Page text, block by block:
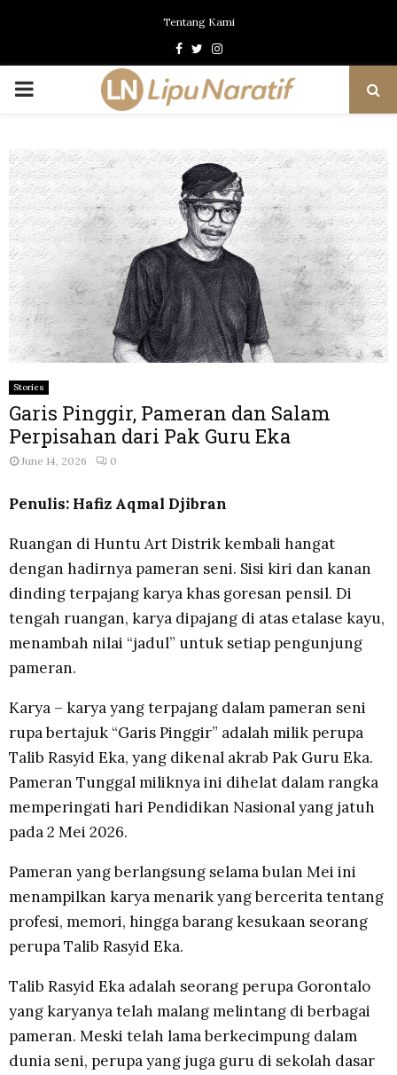
Tentang Kami
Facebook
TwitterInstagram
PRIMARY
Stories
Garis Pinggir, Pameran dan Salam
Perpisahan dari Pak Guru Eka
June 14, 2026 0
Penulis: Hafiz Aqmal Djibran
Ruangan di Huntu Art Distrik kembali hangat
dengan hadirnya pameran seni. Sisi kiri dan kanan
dinding terpajang karya khas goresan pensil. Di
tengah ruangan, karya dipajang di atas etalase kayu,
menambah nilai “jadul” untuk setiap pengunjung
pameran.
Karya – karya yang terpajang dalam pameran seni
rupa bertajuk “Garis Pinggir” adalah milik perupa
Talib Rasyid Eka, yang dikenal akrab Pak Guru Eka.
Pameran Tunggal miliknya ini dihelat dalam rangka
memperingati hari Pendidikan Nasional yang jatuh
pada 2 Mei 2026.
Pameran yang berlangsung selama bulan Mei ini
menampilkan karya menarik yang bercerita tentang
profesi, memori, hingga barang kesukaan seorang
perupa Talib Rasyid Eka.
Talib Rasyid Eka adalah seorang perupa Gorontalo
yang karyanya telah malang melintang di berbagai
pameran. Meski telah lama berkecimpung dalam
dunia seni, perupa yang juga guru di sekolah dasar